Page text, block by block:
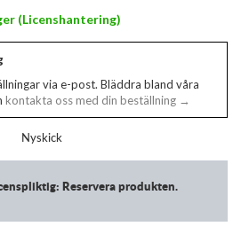
(Licenshantering)
via e-post. Bläddra bland våra
kontakta oss med din beställning →
Nyskick
Reservera produkten.